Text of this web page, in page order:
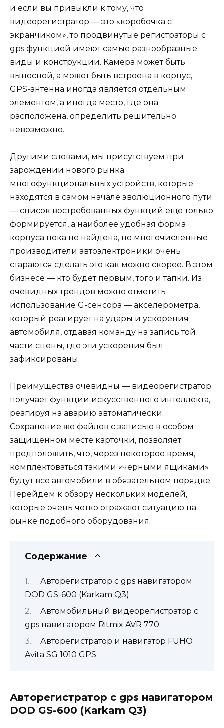
и если вы привыкли к тому, что
видеорегистратор — это «коробочка с
экранчиком», то продвинутые регистраторы с
gps функцией имеют самые разнообразные
виды и конструкции. Камера может быть
выносной, а может быть встроена в корпус,
GPS-антенна иногда является отдельным
элементом, а иногда место, где она
расположена, определить решительно
невозможно.
Другими словами, мы присутствуем при
зарождении нового рынка
многофункциональных устройств, которые
находятся в самом начале эволюционного пути
— список востребованных функций еще только
формируется, а наиболее удобная форма
корпуса пока не найдена, но многочисленные
производители автоэлектроники очень
стараются сделать это как можно скорее. В этом
бизнесе — кто будет первым, того и тапки. Из
очевидных трендов можно отметить
использование G-сенсора — акселерометра,
который реагирует на удары и ускорения
автомобиля, отдавая команду на запись той
части сцены, где эти ускорения был
зафиксированы.
Преимущества очевидны — видеорегистратор
получает функции искусственного интеллекта,
реагируя на аварию автоматически.
Сохранение же файлов с записью в особом
защищенном месте карточки, позволяет
предположить, что, через некоторое время,
комплектоваться такими «черными ящиками»
будут все автомобили в обязательном порядке.
Перейдем к обзору нескольких моделей,
которые очень четко отражают ситуацию на
рынке подобного оборудования.
Содержание
Авторегистратор с gps навигатором
DOD GS-600 (Karkam Q3)
Автомобильный видеорегистратор с
gps навигатором Ritmix AVR 770
Авторегистратор и навигатор FUHO
Avita SG 1010 GPS
Авторегистратор с gps навигатором
DOD GS-600 (Karkam Q3)